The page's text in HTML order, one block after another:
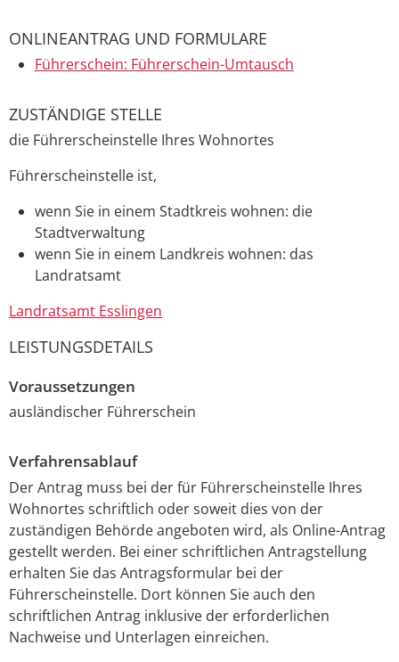
ONLINEANTRAG UND FORMULARE
Führerschein: Führerschein-Umtausch
ZUSTÄNDIGE STELLE
die Führerscheinstelle Ihres Wohnortes
Führerscheinstelle ist,
wenn Sie in einem Stadtkreis wohnen: die
Stadtverwaltung
wenn Sie in einem Landkreis wohnen: das
Landratsamt
Landratsamt Esslingen
LEISTUNGSDETAILS
Voraussetzungen
ausländischer Führerschein
Verfahrensablauf
Der Antrag muss bei der für Führerscheinstelle Ihres
Wohnortes schriftlich oder soweit dies von der
zuständigen Behörde angeboten wird, als Online-Antrag
gestellt werden. Bei einer schriftlichen Antragstellung
erhalten Sie das Antragsformular bei der
Führerscheinstelle. Dort können Sie auch den
schriftlichen Antrag inklusive der erforderlichen
Nachweise und Unterlagen einreichen.